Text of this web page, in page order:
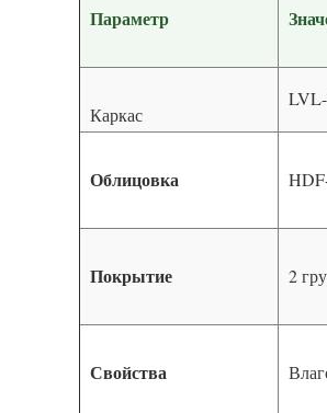
Параметр
Каркас
Облицовка
Покрытие 2
Свойства